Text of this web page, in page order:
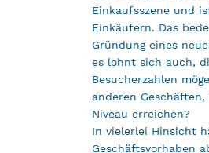
Einkaufsszene und
Einkäufern. Das
Gründung eines
es lohnt sich auch,
Besucherzahlen
anderen
Niveau erreichen?
In vielerlei Hinsicht
Geschäftsvorhaben